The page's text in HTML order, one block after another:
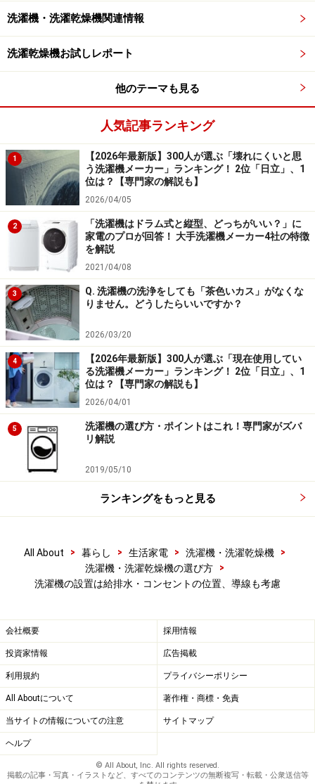
上げと省エネを実現
洗浄」の力で勝負！
AQUA：ハイアールブランドとして新生！
洗濯機のおすすめ人気ランキング10選｜縦型・ドラム式
の特徴の違いに注目
縦型洗濯機のおすすめ人気ランキング10選｜主要メーカ
ーを比較！
ドラム式洗濯機おすすめ人気ランキング10選｜ゆとりを
持ったサイズで快適に
※記事内容は執筆時点のものです。最新の内容をご確認くださ
【編集部おすすめの購入サイト】
Amazonで人気の洗濯機をチェック！
楽天市場で人気の洗濯機をチェック！
洗濯機・洗濯乾燥機関連情報
洗濯乾燥機お試しレポート
他のテーマも見る
人気記事ランキング
1
【2026年最新版】300人が選ぶ「壊れにくいと思
う洗濯機メーカー」ランキング！ 2位「日立」、1
位は？【専門家の解説も】
2026/04/05
2
「洗濯機はドラム式と縦型、どっちがいい？」に
家電のプロが回答！ 大手洗濯機メーカー4社の特徴
を解説
2021/04/08
3
Q. 洗濯機の洗浄をしても「茶色いカス」がなくな
りません。どうしたらいいですか？
2026/03/20
4
【2026年最新版】300人が選ぶ「現在使用してい
る洗濯機メーカー」ランキング！ 2位「日立」、1
位は？【専門家の解説も】
2026/04/01
5
洗濯機の選び方・ポイントはこれ！専門家がズバ
リ解説
2019/05/10
ランキングをもっと見る
All About > 暮らし > 生活家電 > 洗濯機・洗濯乾燥機
>
洗濯機・洗濯乾燥機の選び方
>
洗濯機の設置は給排水・コンセントの位置、導線も考慮
会社概要 採用情報
投資家情報 広告掲載
利用規約 プライバシーポリシー
All Aboutについて 著作権・商標・免責
当サイトの情報についての注意 サイトマップ
ヘルプ
© All About, Inc. All rights reserved.
掲載の記事・写真・イラストなど、すべてのコンテンツの無断複写・転載・公衆送信等